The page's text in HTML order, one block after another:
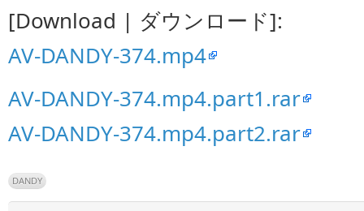
[Download | ダウンロード]:
AV-DANDY-374.mp4
AV-DANDY-374.mp4.part1.rar
AV-DANDY-374.mp4.part2.rar
DANDY